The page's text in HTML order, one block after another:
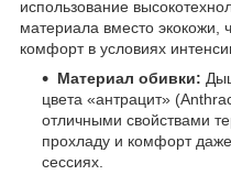
использование
материала вместо экокожи,
комфорт в условиях
Материал обивки:
цвета «антрацит»
отличными свойствами
прохладу и комфорт
сессиях.